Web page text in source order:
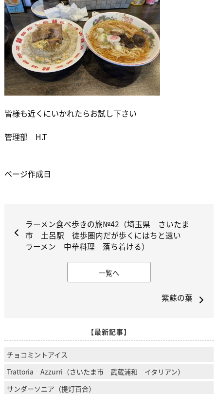
皆様も近くにいかれたらお試し下さい
管理部 H.T
ページ作成日
ラーメン食べ歩きの旅№42（埼玉県 さいたま
市 土呂駅 徒歩圏内だが歩くにはちと遠い
ラーメン 中華料理 落ち着ける）
一覧へ
紫蘇の葉
【最新記事】
チョコミントアイス
Trattoria Azzurri（さいたま市 武蔵浦和 イタリアン）
サンダーソニア（提灯百合）